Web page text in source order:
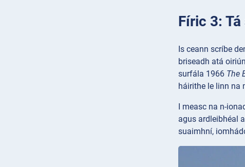
Fíric 3:
Is ceann scríbe
briseadh atá
surfála 1966 The
háirithe le linn na
I measc na n-
agus ardleibhéal
suaimhní,